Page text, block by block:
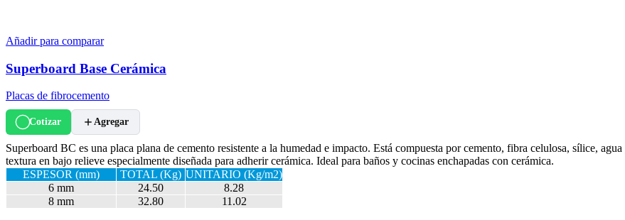
Añadir para comparar
Superboard Base Cerámica
Placas de fibrocemento
Cotizar Agregar
Superboard BC es una placa plana de cemento resistente a la humedad e impacto. Está compuesta por cemento, fibra celulosa, sílice,
textura en bajo relieve especialmente diseñada para adherir cerámica. Ideal para baños y cocinas enchapadas con cerámica.
ESPESOR (mm)
TOTAL (Kg) UNITARIO (Kg/m2)
6 mm
24.50
8.28
8 mm
32.80 11.02